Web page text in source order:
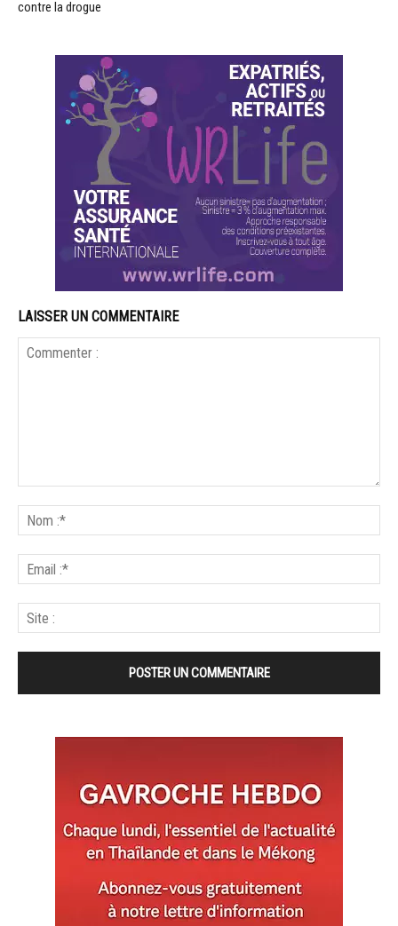
contre la drogue
LAISSER UN COMMENTAIRE